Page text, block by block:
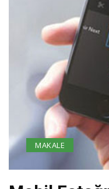
MAKALE